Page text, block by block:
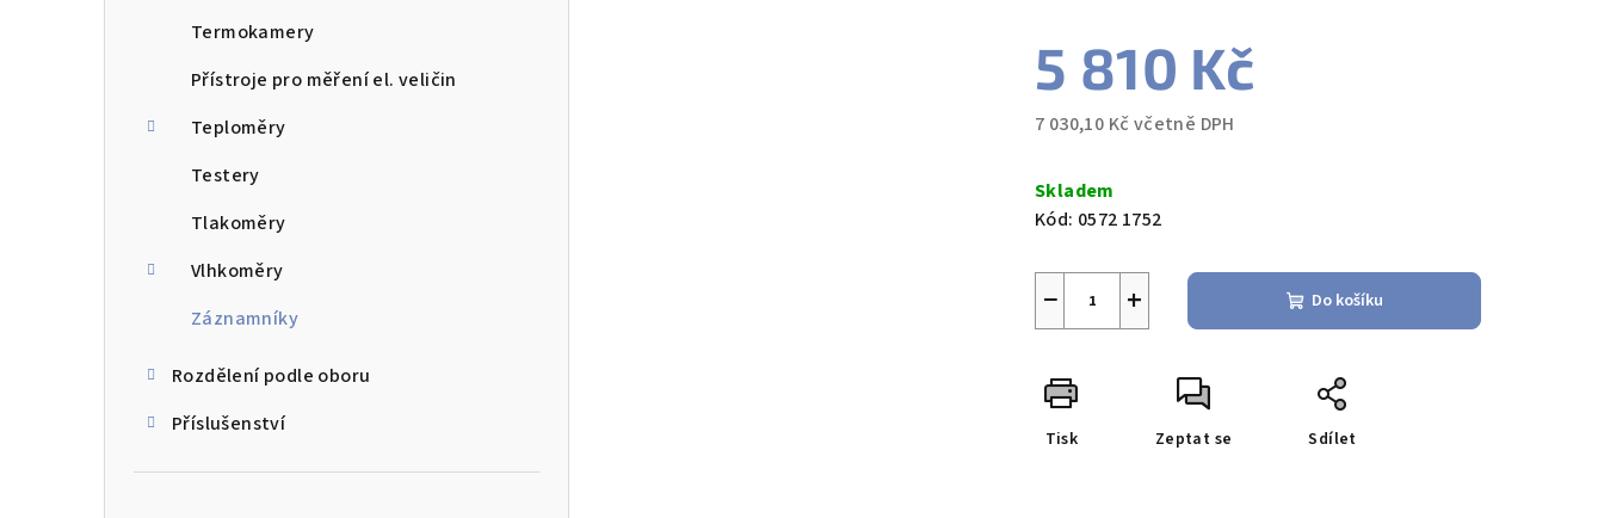
Termokamery
Přístroje pro měření el. veličin
Teploměry
Testery
Tlakoměry
Vlhkoměry
Záznamníky
Rozdělení podle oboru
Příslušenství
5 810 Kč
7 030,10 Kč včetně DPH
cena:
Skladem
Kód: 0572 1752
+
− Do košíku
Tisk Zeptat se Sdílet